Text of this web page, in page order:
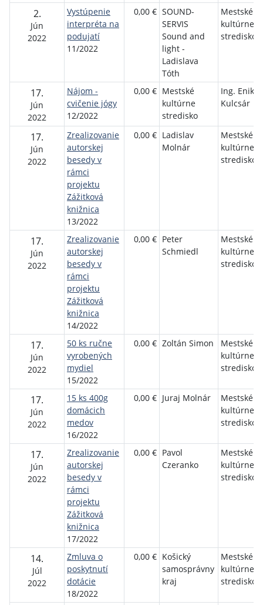
2.
Jún
2022
Vystúpenie
interpréta na
podujatí
11/2022
0,00 € SOUND-
SERVIS
Sound and
light -
Ladislava
Tóth
Mestské
kultúrne
stredisko
17.
Jún
2022
Nájom -
cvičenie jógy
12/2022
0,00 € Mestské
kultúrne
stredisko
Ing. Enikö
Kulcsár
17.
Jún
2022
Zrealizovanie
autorskej
besedy v
rámci
projektu
Zážitková
knižnica
13/2022
0,00 € Ladislav
Molnár
Mestské
kultúrne
stredisko
17.
Jún
2022
Zrealizovanie
autorskej
besedy v
rámci
projektu
Zážitková
knižnica
14/2022
0,00 € Peter
Schmiedl
Mestské
kultúrne
stredisko
17.
Jún
2022
50 ks ručne
vyrobených
mydiel
15/2022
0,00 € Zoltán Simon
Mestské
kultúrne
stredisko
17.
Jún
2022
15 ks 400g
domácich
medov
16/2022
0,00 € Juraj Molnár
Mestské
kultúrne
stredisko
17.
Jún
2022
Zrealizovanie
autorskej
besedy v
rámci
projektu
Zážitková
knižnica
17/2022
0,00 € Pavol
Czeranko
Mestské
kultúrne
stredisko
14.
Júl
2022
Zmluva o
poskytnutí
dotácie
18/2022
0,00 € Košický
samosprávny
kraj
Mestské
kultúrne
stredisko